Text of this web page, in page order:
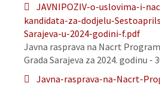
JAVNIPOZIV-o-uslovima-i-
kandidata-za-dodjelu-
Sarajeva-u-2024-godini-f.pdf
Javna rasprava na Nacrt
Grada Sarajeva za 2024. godinu -
Javna-rasprava-na-Nacrt-